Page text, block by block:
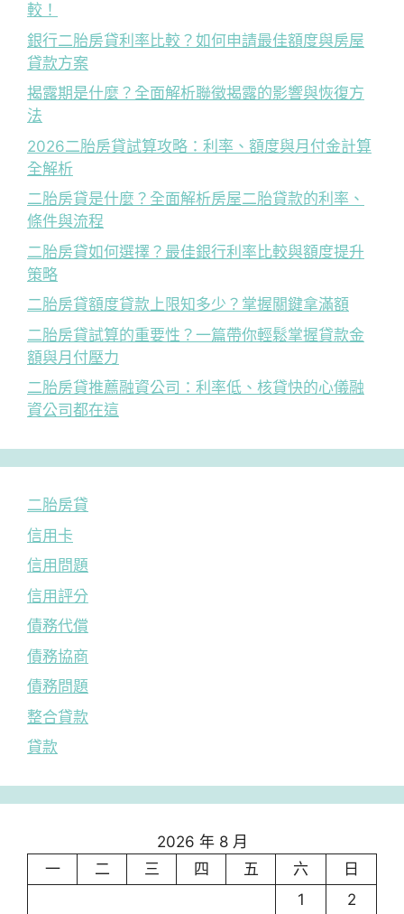
較！
銀行二胎房貸利率比較？如何申請最佳額度與房屋
貸款方案
揭露期是什麼？全面解析聯徵揭露的影響與恢復方
法
2026二胎房貸試算攻略：利率、額度與月付金計算
全解析
二胎房貸是什麼？全面解析房屋二胎貸款的利率、
條件與流程
二胎房貸如何選擇？最佳銀行利率比較與額度提升
策略
二胎房貸額度貸款上限知多少？掌握關鍵拿滿額
二胎房貸試算的重要性？一篇帶你輕鬆掌握貸款金
額與月付壓力
二胎房貸推薦融資公司：利率低、核貸快的心儀融
資公司都在這
二胎房貸
信用卡
信用問題
信用評分
債務代償
債務協商
債務問題
整合貸款
貸款
2026 年 8 月
一
二 三 四 五 六
日
1
2